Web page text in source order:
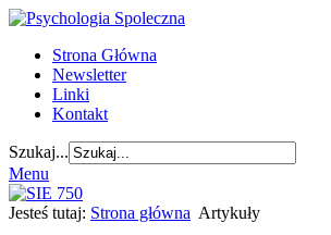
Strona Główna
Newsletter
Linki
Kontakt
Szukaj...
Menu
Jesteś tutaj: Strona główna Artykuły